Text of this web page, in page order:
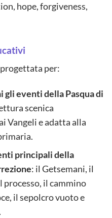
hope, forgiveness,
per:
gli eventi della Pasqua di
scenica
Vangeli e adatta alla
principali della
: il Getsemani, il
il cammino
il sepolcro vuoto e